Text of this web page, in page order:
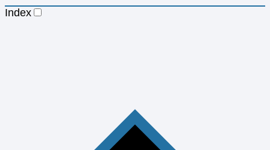
Index